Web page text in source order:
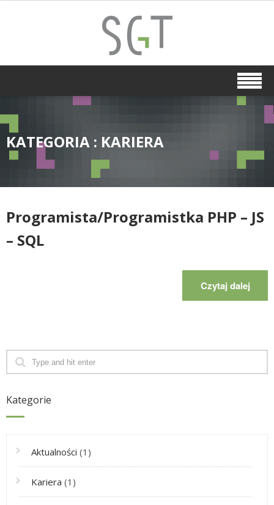
KATEGORIA : KARIERA
Programista/Programistka PHP – JS
– SQL
Czytaj dalej
Kategorie
Aktualności (1)
Kariera (1)